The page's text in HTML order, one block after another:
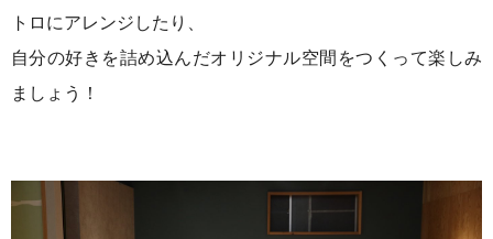
トロにアレンジしたり、
自分の好きを詰め込んだオリジナル空間をつくって楽しみ
ましょう！